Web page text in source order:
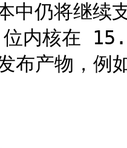
中仍将继续
内核在
布产物，例